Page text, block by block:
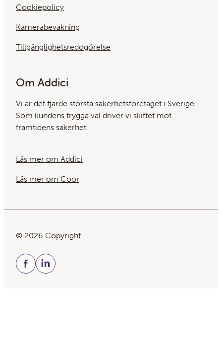
Cookiepolicy
Kamerabevakning
Tillgänglighetsredogörelse
Om Addici
Vi är det fjärde största säkerhets­företaget i Sverige.
Som kundens trygga val driver vi skiftet mot
framtidens säkerhet.
Läs mer om Addici
Läs mer om Coor
© 2026 Copyright